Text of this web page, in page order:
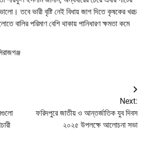
তবে ভারী বৃষ্টি নেই বিধায় জাগ দিতে কৃষকের খরচ
বালির পরিমাণ বেশি থাকায় পানিধারণ ক্ষমতা কমে
Next:
ফরিদপুরে জাতীয় ও আন্তর্জাতিক যুব দিবস
২০২৫ উপলক্ষে আলোচনা সভা